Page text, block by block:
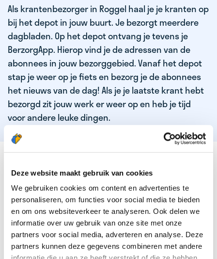
Deze website maakt gebruik van cookies
We gebruiken cookies om content en advertenties te
personaliseren, om functies voor social media te bieden
en om ons websiteverkeer te analyseren. Ook delen we
informatie over uw gebruik van onze site met onze
partners voor social media, adverteren en analyse. Deze
partners kunnen deze gegevens combineren met andere
Als krantenbezorger in Roggel haal je je kranten op
bij het depot in jouw buurt. Je bezorgt meerdere
dagbladen. Op het depot ontvang je tevens je
BerzorgApp. Hierop vind je de adressen van de
abonnees in jouw bezorggebied. Vanaf het depot
stap je weer op je fiets en bezorg je de abonnees
het nieuws van de dag! Als je je laatste krant hebt
bezorgd zit jouw werk er weer op en heb je tijd
voor andere leuke dingen.
DEZE KWALITEITEN HEEFT ONZE TOP
KRANTENBEZORGER
Je bent verantwoordelijk en zelfstandig
Je houdt van lekker bewegen in de frisse lucht
Je houdt vooral van fijn werk dat lekker bijverdient!
Je wordt blij van het bezorgen van het laatste nieuws